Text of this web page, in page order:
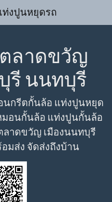
ท่งปูนหยุดรถ
ลาดขวัญ
รี นนทบุรี
นกรีตกั้นล้อ แท่งปูนหยุด
อนกั้นล้อ แท่งปูนกั้นล้อ
าดขวัญ เมืองนนทบุรี
มส่ง จัดส่งถึงบ้าน